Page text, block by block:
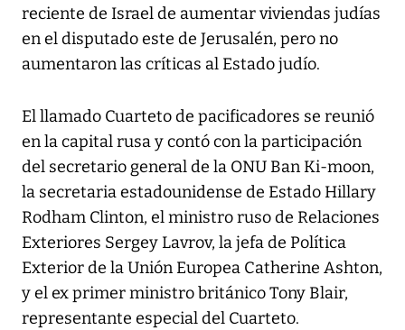
reciente de Israel de aumentar viviendas judías
en el disputado este de Jerusalén, pero no
aumentaron las críticas al Estado judío.
El llamado Cuarteto de pacificadores se reunió
en la capital rusa y contó con la participación
del secretario general de la ONU Ban Ki-moon,
la secretaria estadounidense de Estado Hillary
Rodham Clinton, el ministro ruso de Relaciones
Exteriores Sergey Lavrov, la jefa de Política
Exterior de la Unión Europea Catherine Ashton,
y el ex primer ministro británico Tony Blair,
representante especial del Cuarteto.